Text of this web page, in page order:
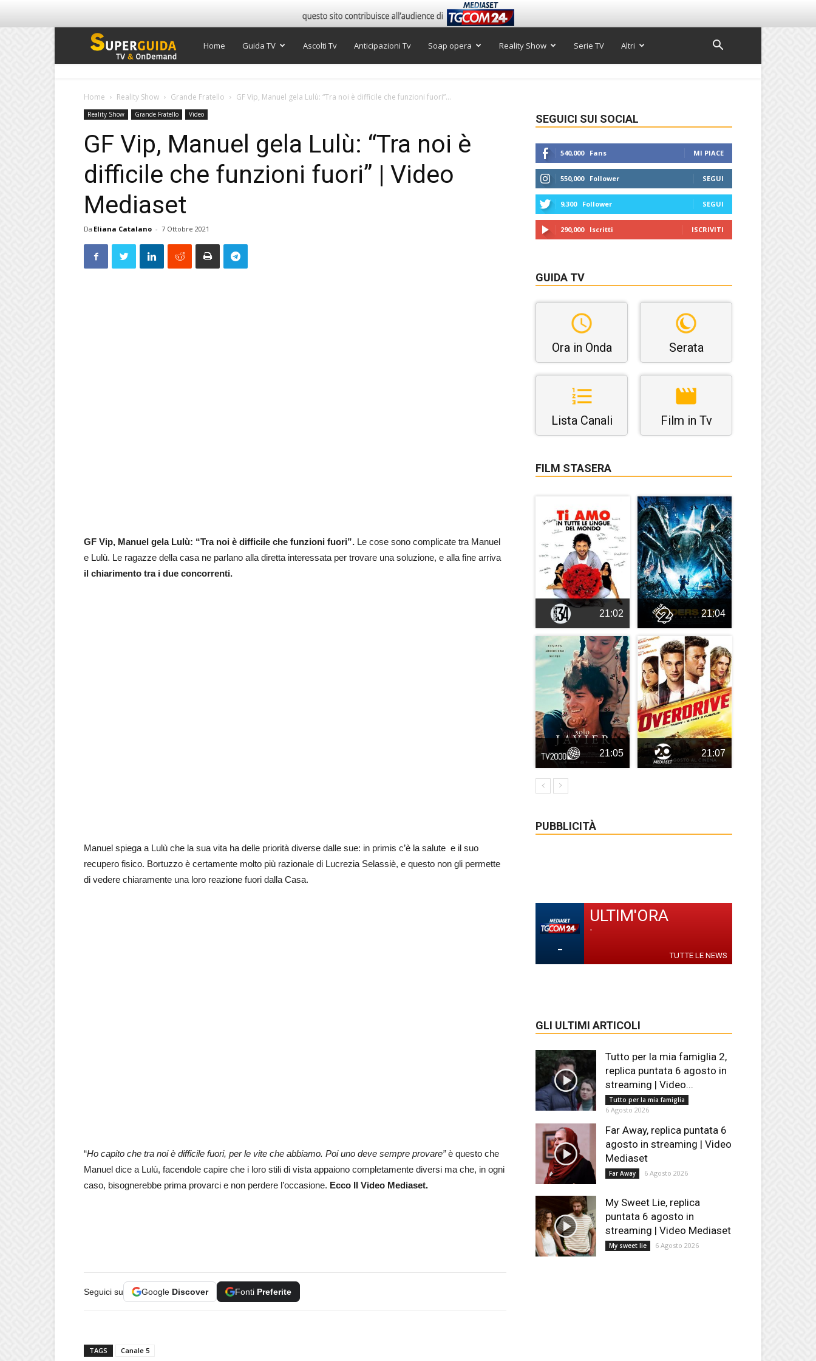
Super
TV
Home Guida TV Ascolti Tv Anticipazioni Tv Soap opera Reality Show Serie TV Altri
Home Reality Show Grande Fratello GF Vip, Manuel gela Lulù: “Tra noi è difficile che funzioni fuori”...
Reality Show Grande Fratello Video
GF Vip, Manuel gela Lulù: “Tra noi è
difficile che funzioni fuori” | Video
Mediaset
Da Eliana Catalano - 7 Ottobre 2021
GF Vip, Manuel gela Lulù: “Tra noi è difficile che funzioni fuori”. Le cose sono complicate tra Manuel
e Lulù. Le ragazze della casa ne parlano alla diretta interessata per trovare una soluzione, e alla fine arriva
il chiarimento tra i due concorrenti.
Manuel spiega a Lulù che la sua vita ha delle priorità diverse dalle sue: in primis c’è la salute e il suo
recupero fisico. Bortuzzo è certamente molto più razionale di Lucrezia Selassiè, e questo non gli permette
di vedere chiaramente una loro reazione fuori dalla Casa.
“Ho capito che tra noi è difficile fuori, per le vite che abbiamo. Poi uno deve sempre provare”è questo che
Manuel dice a Lulù, facendole capire che i loro stili di vista appaiono completamente diversi ma che, in ogni
caso, bisognerebbe prima provarci e non perdere l’occasione. Ecco Il Video Mediaset.
Seguici su Google Discover Fonti Preferite
TAGS Canale 5
SEGUICI SUI SOCIAL
540,000 Fans MI PIACE
550,000 Follower SEGUI
9,300 Follower SEGUI
290,000 Iscritti ISCRIVITI
GUIDA TV
Ora in Onda Serata
Lista Canali Film in Tv
FILM STASERA
21:02 21:04
21:05 21:07
PUBBLICITÀ
-
ULTIM'ORA
-
TUTTE LE NEWS
GLI ULTIMI ARTICOLI
Tutto per la mia famiglia 2,
replica puntata 6 agosto in
streaming | Video...
Tutto per la mia famiglia
6 Agosto 2026
Far Away, replica puntata 6
agosto in streaming | Video
Mediaset
Far Away 6 Agosto 2026
My Sweet Lie, replica
puntata 6 agosto in
streaming | Video Mediaset
My sweet lie 6 Agosto 2026